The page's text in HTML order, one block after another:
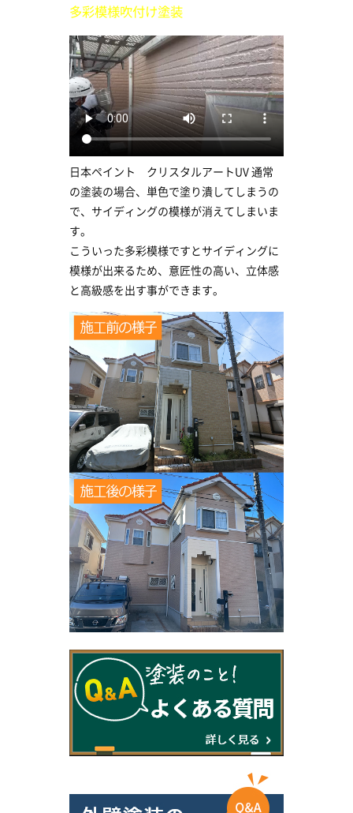
多彩模様吹付け塗装
日本ペイント クリスタルアートUV 通常
の塗装の場合、単色で塗り潰してしまうの
で、サイディングの模様が消えてしまいま
す。
こういった多彩模様ですとサイディングに
模様が出来るため、意匠性の高い、立体感
と高級感を出す事ができます。